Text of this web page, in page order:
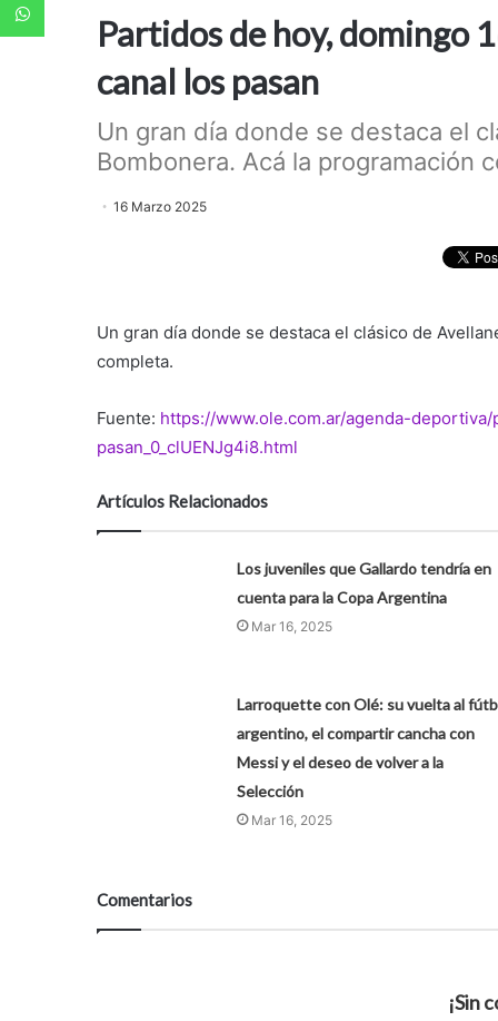
Partidos de hoy, domingo
canal los pasan
Un gran día donde se destaca el
Bombonera. Acá la programación
16 Marzo 2025
Un gran día donde se destaca el clásico de
completa.
Fuente: https://www.ole.com.ar/agenda-
pasan_0_clUENJg4i8.html
Artículos Relacionados
Los juveniles que Gallardo tendría en
cuenta para la Copa Argentina
Mar 16, 2025
Larroquette con Olé: su vuelta al
argentino, el compartir cancha con
Messi y el deseo de volver a la
Selección
Mar 16, 2025
Comentarios
¡Sin